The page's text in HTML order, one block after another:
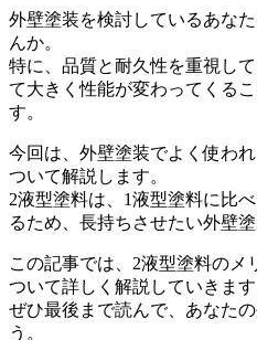
外壁塗装を検討しているあな
んか。
特に、品質と耐久性を重視し
て大きく性能が変わってくる
す。
今回は、外壁塗装でよく使わ
ついて解説します。
2液型塗料は、1液型塗料に比
るため、長持ちさせたい外壁
この記事では、2液型塗料のメ
ついて詳しく解説していきます
ぜひ最後まで読んで、あなた
う。